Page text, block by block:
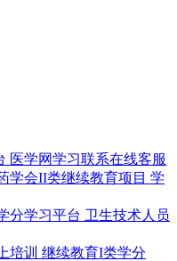
医学网学习联系在线客服
学会II类继续教育项目 学
分学习平台 卫生技术人员
培训 继续教育I类学分